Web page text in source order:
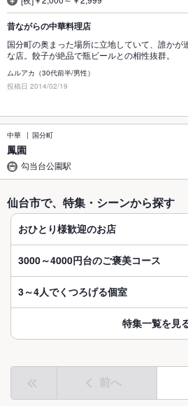
昔ながらの中華料理店
国分町の奥まった場所に立地していて、誰かが
な店。餃子が絶品で瓶ビールとの相性抜群。
ムルアカ（30代前半/男性）
投稿日 2014/02/19
中華 国分町
鳳園
勾当台公園駅
仙台市で、特集・シーンから探す
おひとり様歓迎のお店
3000～4000円台のご褒美コース
3～4人でくつろげる個室
特集一覧を見
前へ